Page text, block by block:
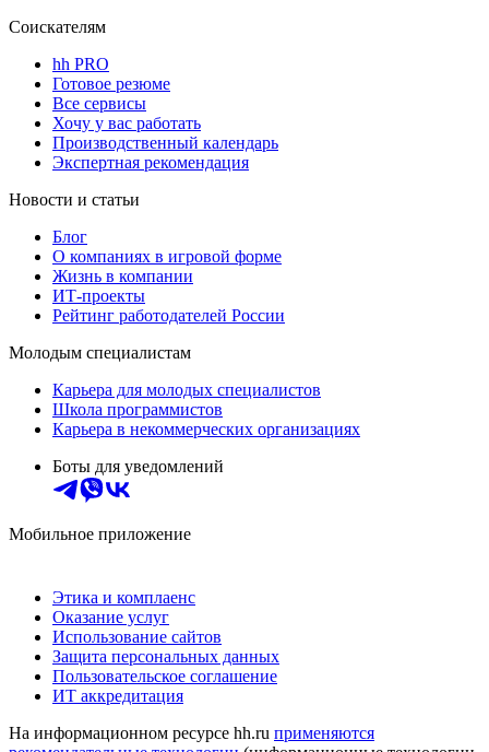
Соискателям
hh PRO
Готовое резюме
Все сервисы
Хочу у вас работать
Производственный календарь
Экспертная рекомендация
Новости и статьи
Блог
О компаниях в игровой форме
Жизнь в компании
ИТ-проекты
Рейтинг работодателей России
Молодым специалистам
Карьера для молодых специалистов
Школа программистов
Карьера в некоммерческих организациях
Боты для уведомлений
Мобильное приложение
Этика и комплаенс
Оказание услуг
Использование сайтов
Защита персональных данных
Пользовательское соглашение
ИТ аккредитация
На информационном ресурсе hh.ru применяются